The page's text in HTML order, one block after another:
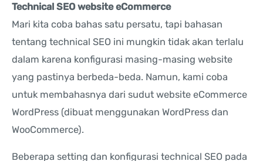
Technical SEO website eCommerce
Mari kita coba bahas satu persatu, tapi bahasan
tentang technical SEO ini mungkin tidak akan terlalu
dalam karena konfigurasi masing-masing website
yang pastinya berbeda-beda. Namun, kami coba
untuk membahasnya dari sudut website eCommerce
WordPress (dibuat menggunakan WordPress dan
WooCommerce).
Beberapa setting dan konfigurasi technical SEO pada